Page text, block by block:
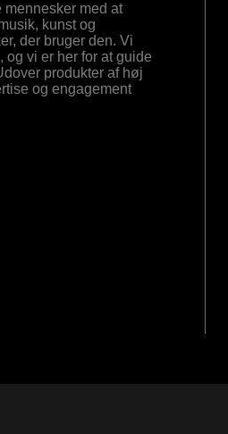
med at
kunst og
der bruger den. Vi
vi er her for at guide
produkter af høj
og engagement